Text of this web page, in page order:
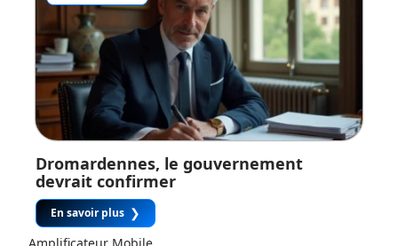
Dromardennes, le gouvernement
devrait confirmer
En savoir plus